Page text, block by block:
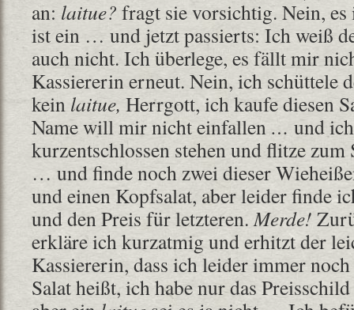
an: laitue? fragt sie vorsichtig. Nein, es
ist ein … und jetzt passierts: Ich weiß
auch nicht. Ich überlege, es fällt mir
Kassiererin erneut. Nein, ich schüttele
kein laitue, Herrgott, ich kaufe diesen
Name will mir nicht einfallen … und
kurzentschlossen stehen und flitze zum
… und finde noch zwei dieser
und einen Kopfsalat, aber leider finde
und den Preis für letzteren.Merde!
erkläre ich kurzatmig und erhitzt der
Kassiererin, dass ich leider immer
Salat heißt, ich habe nur das